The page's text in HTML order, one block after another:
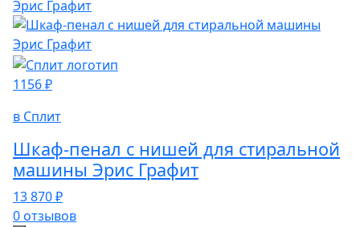
1156 ₽
в Сплит
Шкаф-пенал с нишей для стиральной
машины Эрис Графит
13 870 ₽
0 отзывов